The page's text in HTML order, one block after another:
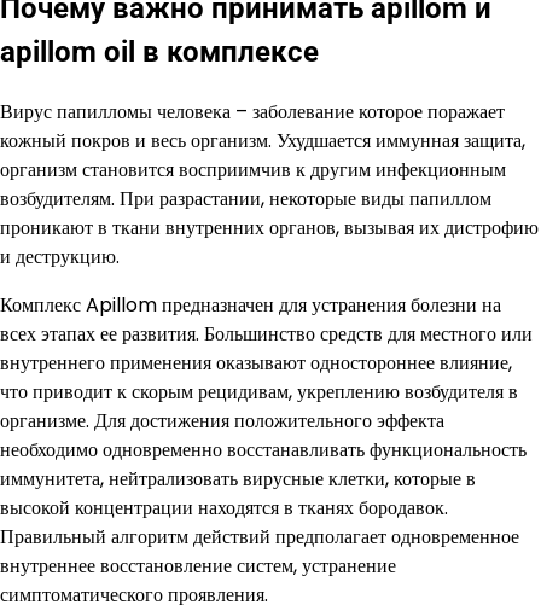
Почему важно принимать apillom и
apillom oil в комплексе
Вирус папилломы человека – заболевание которое поражает
кожный покров и весь организм. Ухудшается иммунная защита,
организм становится восприимчив к другим инфекционным
возбудителям. При разрастании, некоторые виды папиллом
проникают в ткани внутренних органов, вызывая их дистрофию
и деструкцию.
Комплекс Apillom предназначен для устранения болезни на
всех этапах ее развития. Большинство средств для местного или
внутреннего применения оказывают одностороннее влияние,
что приводит к скорым рецидивам, укреплению возбудителя в
организме. Для достижения положительного эффекта
необходимо одновременно восстанавливать функциональность
иммунитета, нейтрализовать вирусные клетки, которые в
высокой концентрации находятся в тканях бородавок.
Правильный алгоритм действий предполагает одновременное
внутреннее восстановление систем, устранение
симптоматического проявления.